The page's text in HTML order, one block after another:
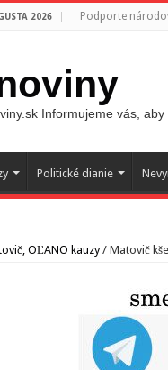
2026 Podporte
Informujeme vás,
Politické dianie
OĽANO kauzy/ Matovič